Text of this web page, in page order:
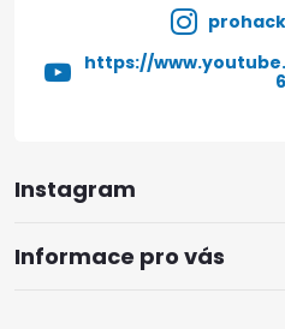
Instagram
Informace pro vás
https://